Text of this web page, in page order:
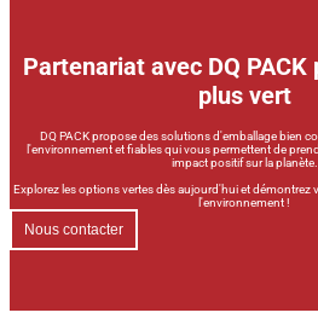
Partenariat avec DQ PACK
plus vert
DQ PACK propose des solutions d'emballage bien
l'environnement et fiables qui vous permettent de
impact positif sur la planète.
Explorez les options vertes dès aujourd'hui et démontrez
l'environnement !
Nous contacter